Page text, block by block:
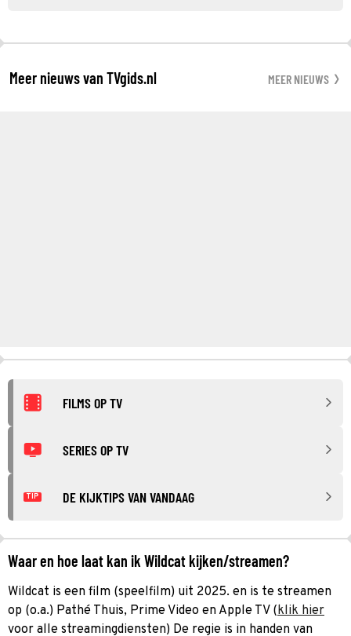
Meer nieuws van TVgids.nl MEER NIEUWS
FILMS OP TV
SERIES OP TV
TIP DE KIJKTIPS VAN VANDAAG
Waar en hoe laat kan ik Wildcat kijken/streamen?
Wildcat is een film (speelfilm) uit 2025. en is te streamen
op (o.a.) Pathé Thuis, Prime Video en Apple TV (klik hier
voor alle streamingdiensten) De regie is in handen van